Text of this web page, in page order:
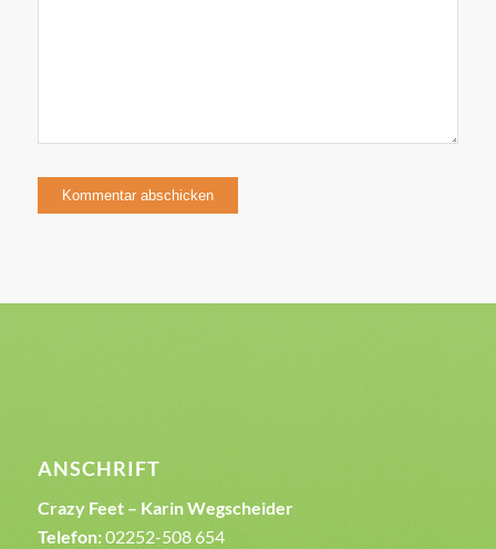
ANSCHRIFT
Crazy Feet – Karin Wegscheider
Telefon:02252-508 654